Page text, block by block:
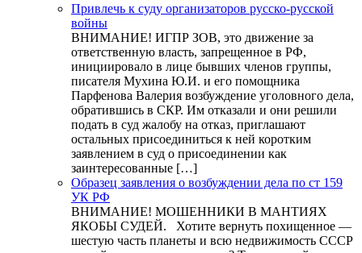
Привлечь к суду организаторов русско-русской
войны
ВНИМАНИЕ! ИГПР ЗОВ, это движение за
ответственную власть, запрещенное в РФ,
инициировало в лице бывших членов группы,
писателя Мухина Ю.И. и его помощника
Парфенова Валерия возбуждение уголовного дела,
обратившись в СКР. Им отказали и они решили
подать в суд жалобу на отказ, приглашают
остальных присоединиться к ней коротким
заявлением в суд о присоединении как
заинтересованные […]
Образец заявления о возбуждении дела по ст 159
УК РФ
ВНИМАНИЕ! МОШЕННИКИ В МАНТИЯХ
ЯКОБЫ СУДЕЙ. Хотите вернуть похищенное —
шестую часть планеты и всю недвижимость СССР